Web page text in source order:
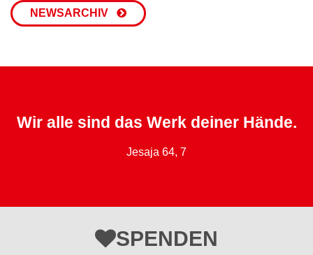
NEWSARCHIV
Wir alle sind das Werk deiner Hände.
Jesaja 64, 7
SPENDEN